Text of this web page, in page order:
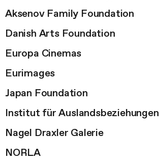
Aksenov Family Foundation
Danish Arts Foundation
Europa Cinemas
Eurimages
Japan Foundation
Institut für Auslandsbeziehungen
Nagel Draxler Galerie
NORLA